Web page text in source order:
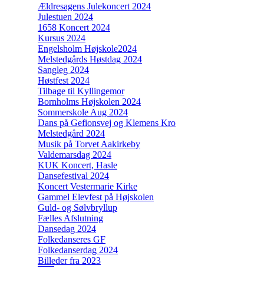
Ældresagens Julekoncert 2024
Julestuen 2024
1658 Koncert 2024
Kursus 2024
Engelsholm Højskole2024
Melstedgårds Høstdag 2024
Sangleg 2024
Høstfest 2024
Tilbage til Kyllingemor
Bornholms Højskolen 2024
Sommerskole Aug 2024
Dans på Gefionsvej og Klemens Kro
Melstedgård 2024
Musik på Torvet Aakirkeby
Valdemarsdag 2024
KUK Koncert, Hasle
Dansefestival 2024
Koncert Vestermarie Kirke
Gammel Elevfest på Højskolen
Guld- og Sølvbryllup
Fælles Afslutning
Dansedag 2024
Folkedanseres GF
Folkedanserdag 2024
Billeder fra 2023